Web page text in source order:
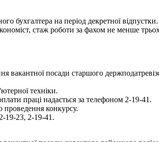
бухгалтера на період декретної відпустки.
стаж роботи за фахом не менше
вакантної посади старшого
техніки.
праці надається за телефоном 2-19-41.
проведення конкурсу.
19-23, 2-19-41.